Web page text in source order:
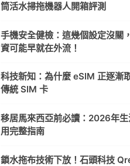
筒活水掃拖機器人開箱評測
手機安全健檢：這幾個設定沒關
資可能早就在外流！
科技新知：為什麼 eSIM 正逐漸
傳統 SIM 卡
移居馬來西亞前必讀：2026年生
用完整指南
鎖水拖布技術下放！石頭科技